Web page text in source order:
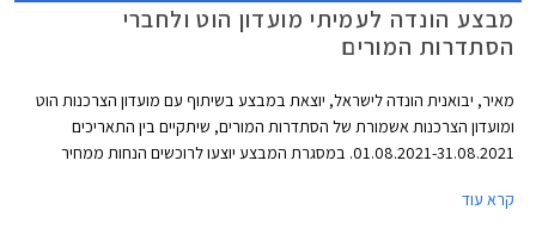
מבצע הונדה לעמיתי מועדון הוט ולחברי
הסתדרות המורים
מאיר, יבואנית הונדה לישראל, יוצאת במבצע בשיתוף עם מועדון הצרכנות הוט
ומועדון הצרכנות אשמורת של הסתדרות המורים, שיתקיים בין התאריכים
01.08.2021-31.08.2021. במסגרת המבצע יוצעו לרוכשים הנחות ממחיר
המשתתפים במבצע.
קרא עוד